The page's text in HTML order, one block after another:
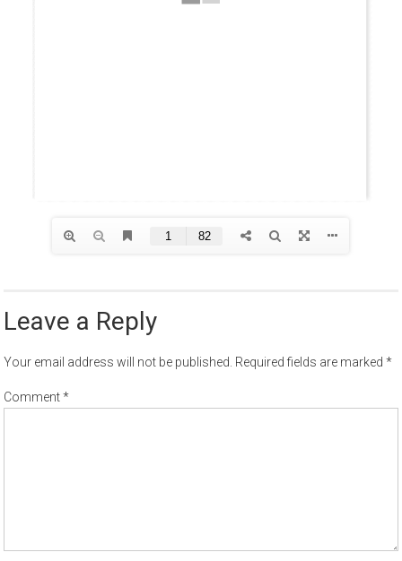
Leave a Reply
Your email address will not be published. Required fields are marked*
Comment*